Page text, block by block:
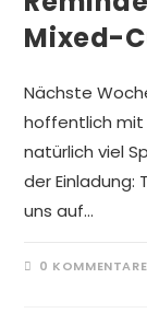
Mixed-
Nächste
hoffentlich mit
natürlich viel
der Einladung:
uns auf…
0 KOMMENTARE